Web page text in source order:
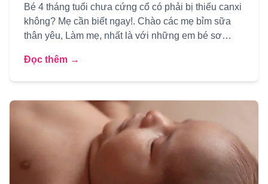
Bé 4 tháng tuổi chưa cứng cổ có phải bị thiếu canxi
không? Mẹ cần biết ngay!. Chào các mẹ bỉm sữa
thân yêu, Làm mẹ, nhất là với những em bé sơ
Đọc thêm →